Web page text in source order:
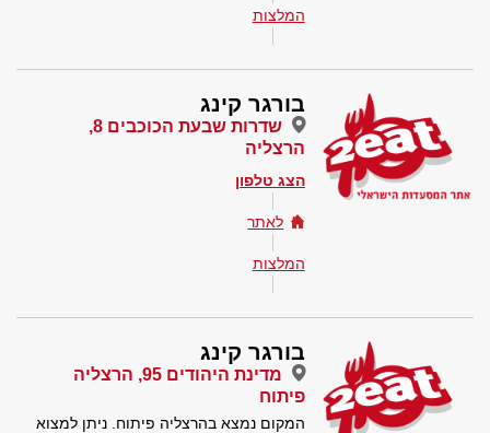
המלצות
בורגר קינג
שדרות שבעת הכוכבים 8,
הרצליה
הצג טלפון
לאתר
המלצות
בורגר קינג
מדינת היהודים 95, הרצליה
פיתוח
המקום נמצא בהרצליה פיתוח. ניתן למצוא